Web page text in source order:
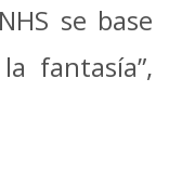
se base
fantasía”,